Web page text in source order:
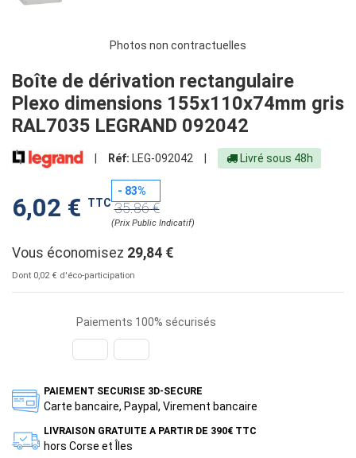
Photos non contractuelles
Boîte de dérivation rectangulaire
Plexo dimensions 155x110x74mm gris
RAL7035 LEGRAND 092042
Réf: LEG-092042 Livré sous 48h
6,02 € TTC
- 83%
35.86 €
(Prix Public Indicatif)
Vous économisez 29,84 €
Dont 0,02 € d'éco-participation
Paiements 100% sécurisés
PAIEMENT SECURISE 3D-SECURE
Carte bancaire, Paypal, Virement bancaire
LIVRAISON GRATUITE A PARTIR DE 390€ TTC
hors Corse et Îles